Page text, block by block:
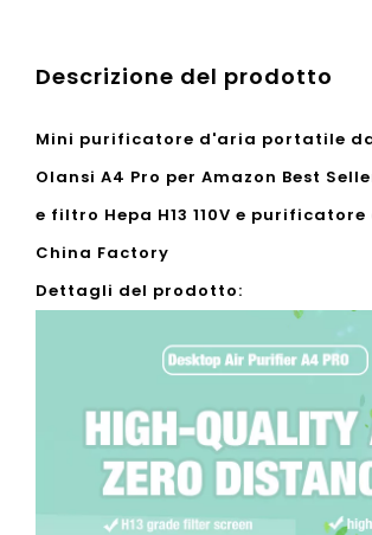
Descrizione del prodotto
Mini purificatore d'aria portatile
Olansi A4 Pro per Amazon Best
e filtro Hepa H13 110V e
China Factory
Dettagli del prodotto: